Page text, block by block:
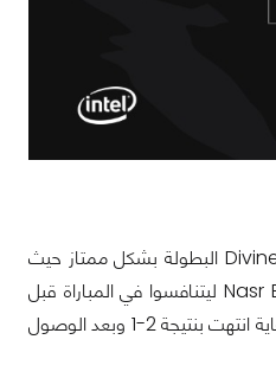
وبدأت فرق Hex Gaming ، EGZ Esports ، Nasr E-Sports و Divine Vendetta البطولة بشكل ممتاز حيث
استطاع كل منهم الظفر بالجولة الأولى بسهولة والإنتقال للجولة الثانية والتي فاز فيها كل من EGZ Esports و Nasr E-Sports ليتنافسوا في المباراة قبل
النهائية اليوم والتي انتهت هي أيضاً بفوز فريق EGZ Esports ووصوله للنهائي الكبير والذي يلعب في الغد بعد مباراة مثيرة للغاية انتهت بنتيجة 2-1 وبعد الوصول